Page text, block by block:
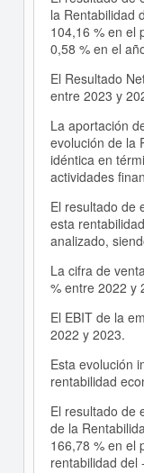
la Rentabilidad
104,16 % en el
0,58 % en el
El Resultado
entre 2023 y
La aportación
evolución de la
idéntica en
actividades
El resultado de
esta
analizado,
La cifra de
% entre 2022 y
El EBIT de la
2022 y 2023.
Esta evolución
rentabilidad
El resultado de
de la
166,78 % en el
rentabilidad del